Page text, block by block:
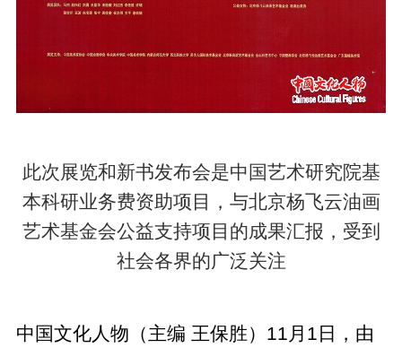
此次展览和新书发布会是中国艺术研究院基
本科研业务费资助项目，与北京杨飞云油画
艺术基金会公益支持项目的成果汇报，受到
社会各界的广泛关注
中国文化人物（主编 王保胜）11月1日，由